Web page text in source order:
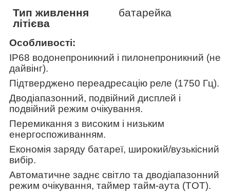
Тип живлення
літієва
батарейка
Особливості:
IP68 водонепроникний і пилонепроникний (не
дайвінг).
Підтверджено переадресацію реле (1750 Гц).
Дводіапазонний, подвійний дисплей і
подвійний режим очікування.
Перемикання з високим і низьким
енергоспоживанням.
Економія заряду батареї, широкий/вузькісний
вибір.
Автоматичне заднє світло та дводіапазонний
режим очікування, таймер тайм-аута (TOT).